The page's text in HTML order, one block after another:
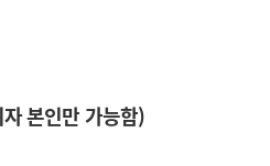
본인만 가능함)